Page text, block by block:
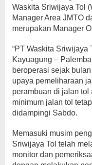
Waskita Sriwijaya Tol
Manager Area JMTO
merupakan Manager
“PT Waskita Sriwijaya
Kayuagung –
beroperasi sejak
upaya pemeliharaan
perambuan di jalan tol
minimum jalan tol
didampingi Sabdo.
Memasuki musim
Sriwijaya Tol telah
monitor dan